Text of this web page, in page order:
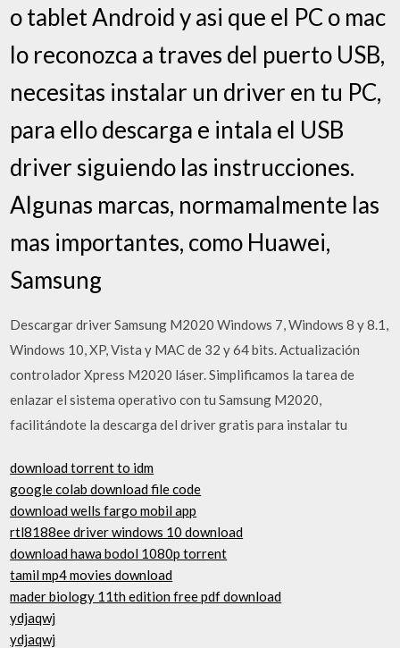
o tablet Android y asi que el PC o mac
lo reconozca a traves del puerto USB,
necesitas instalar un driver en tu PC,
para ello descarga e intala el USB
driver siguiendo las instrucciones.
Algunas marcas, normamalmente las
mas importantes, como Huawei,
Samsung
Descargar driver Samsung M2020 Windows 7, Windows 8 y 8.1,
Windows 10, XP, Vista y MAC de 32 y 64 bits. Actualización
controlador Xpress M2020 láser. Simplificamos la tarea de
enlazar el sistema operativo con tu Samsung M2020,
facilitándote la descarga del driver gratis para instalar tu
download torrent to idm
google colab download file code
download wells fargo mobil app
rtl8188ee driver windows 10 download
download hawa bodol 1080p torrent
tamil mp4 movies download
mader biology 11th edition free pdf download
ydjaqwj
ydjaqwj